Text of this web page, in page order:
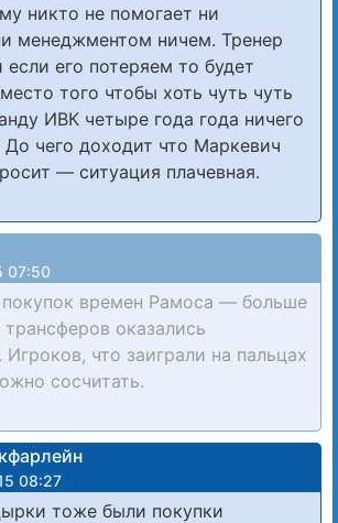
никто не помогает ни
менеджментом ничем. Тренер
его потеряем то будет
того чтобы хоть чуть чуть
ИВК четыре года года ничего
До чего доходит что Маркевич
— ситуация плачевная.
07:50
покупок времен Рамоса — больше
оказались
что заиграли на пальцах
сосчитать.
08:27
тоже были покупки